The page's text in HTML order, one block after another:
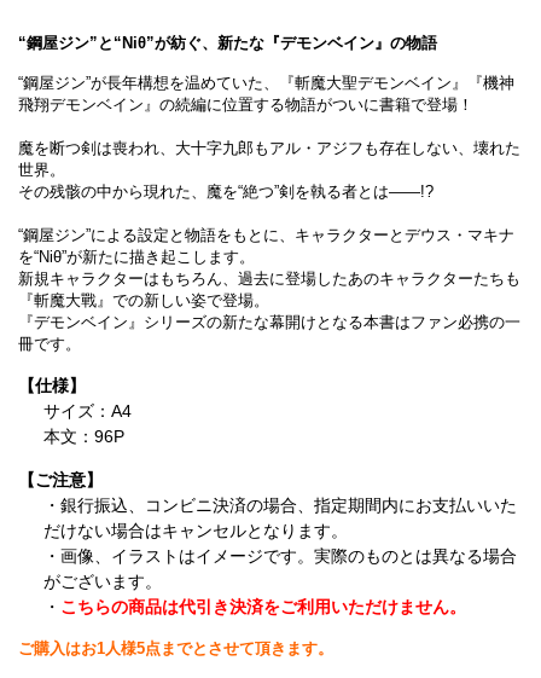
“鋼屋ジン”と“Niθ”が紡ぐ、新たな『デモンベイン』の物語
“鋼屋ジン”が長年構想を温めていた、『斬魔大聖デモンベイン』『機神
飛翔デモンベイン』の続編に位置する物語がついに書籍で登場！
魔を断つ剣は喪われ、大十字九郎もアル・アジフも存在しない、壊れた
世界。
その残骸の中から現れた、魔を“絶つ”剣を執る者とは――!?
“鋼屋ジン”による設定と物語をもとに、キャラクターとデウス・マキナ
を“Niθ”が新たに描き起こします。
新規キャラクターはもちろん、過去に登場したあのキャラクターたちも
『斬魔大戰』での新しい姿で登場。
『デモンベイン』シリーズの新たな幕開けとなる本書はファン必携の一
冊です。
【仕様】
サイズ：A4
本文：96P
【ご注意】
・銀行振込、コンビニ決済の場合、指定期間内にお支払いいた
だけない場合はキャンセルとなります。
・画像、イラストはイメージです。実際のものとは異なる場合
がございます。
・ こちらの商品は代引き決済をご利用いただけません。
ご購入はお1人様5点までとさせて頂きます。